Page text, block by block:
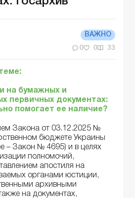
ВАЖНО
0 0 33
на бумажных и
первичных документах:
помогает ее наличие?
Закона от 03.12.2025 №
бюджете Украины
– Закон № 4695) и в целях
полномочий,
апостиля на
органами юстиции,
архивными
на документах,